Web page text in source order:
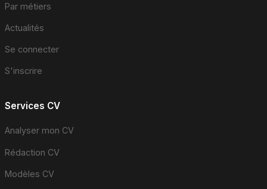
Par métiers
Actualités
Se connecter
S'inscrire
Services CV
Analyser mon CV
Rédaction CV
Modèles CV